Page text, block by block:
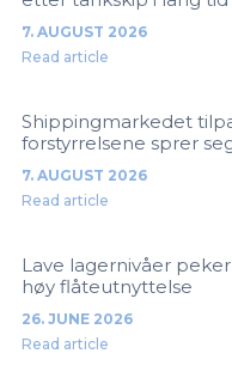
7. AUGUST 2026
Read article
Shippingmarkedet
forstyrrelsene sprer
7. AUGUST 2026
Read article
Lave lagernivåer
høy flåteutnyttelse
26. JUNE 2026
Read article